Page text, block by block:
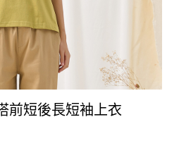
前短後長短袖上衣